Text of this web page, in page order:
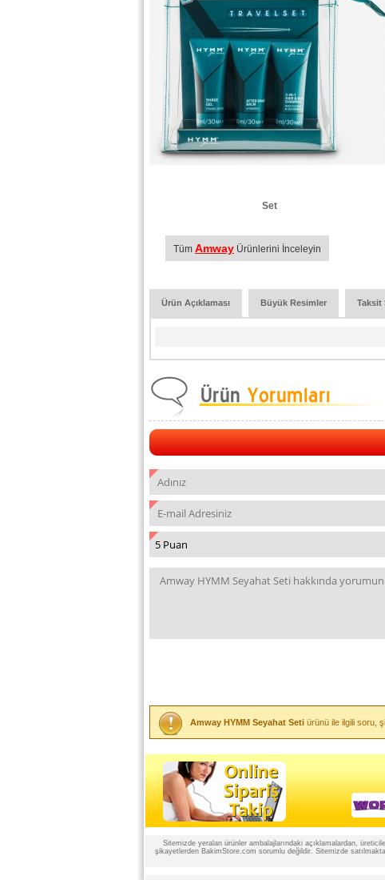
Set
Tüm Amway Ürünlerini İnceleyin
Ürün Açıklaması Büyük Resimler Taksit
Amway HYMM Seyahat Seti ürünü ile ilgili soru,
Sitemizde yeralan ürünler ambalajlarındaki açıklamalardan,
şikayetlerden BakimStore.com sorumlu değildir. Sitemizde